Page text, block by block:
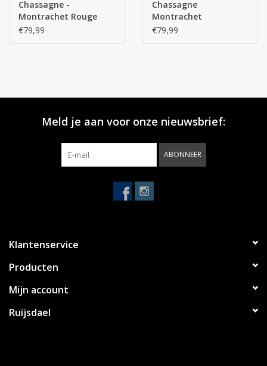
Chassagne -
Montrachet Rouge
€79,99
Chassagne
Montrachet
€79,99
Meld je aan voor onze nieuwsbrief:
ABONNEER
Klantenservice
Producten
Mijn account
Ruijsdael